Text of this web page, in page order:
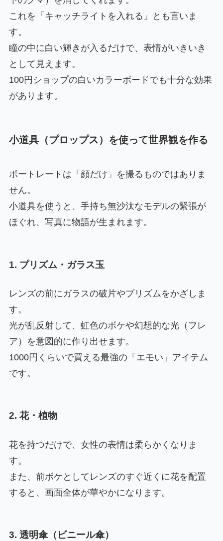
これを「キャッチライトを入れる」とも言いま
す。
瞳の中に白い輝きが入るだけで、表情がいきいき
として見えます。
100円ショップの白いカラーボードでも十分な効果
があります。
小道具（プロップス）を使って世界観を作る
ポートレートは「顔だけ」を撮るものではありま
せん。
小道具を使うと、手持ち無沙汰なモデルの緊張が
ほぐれ、写真に物語が生まれます。
1. プリズム・ガラス玉
レンズの前にガラスの破片やプリズムをかざしま
す。
光が乱反射して、虹色のボケや幻想的な光（フレ
ア）を意図的に作り出せます。
1000円くらいで買える最強の「エモい」アイテム
です。
2. 花・植物
花を持つだけで、女性の表情は柔らかくなりま
す。
また、前ボケとしてレンズのすぐ近くに花を配置
すると、画面全体が華やかになります。
3. 透明傘（ビニール傘）